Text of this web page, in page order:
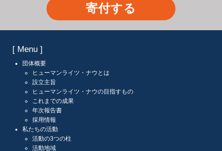
寄付する
[ Menu ]
団体概要
ヒューマンライツ・ナウとは
設立主旨
ヒューマンライツ・ナウの目指すもの
これまでの成果
年次報告書
採用情報
私たちの活動
活動の3つの柱
活動地域